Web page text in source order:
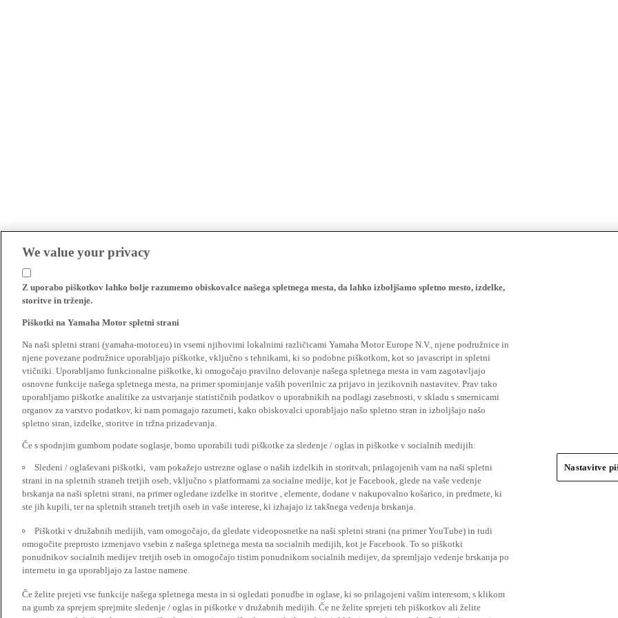
We value your privacy
Z uporabo piškotkov lahko bolje razumemo obiskovalce našega spletnega mesta, da lahko izboljšamo spletno mesto, izdelke,
storitve in trženje.
Piškotki na Yamaha Motor spletni strani
Na naši spletni strani (yamaha-motor.eu) in vsemi njihovimi lokalnimi različicami Yamaha Motor Europe N.V., njene podružnice in
njene povezane podružnice uporabljajo piškotke, vključno s tehnikami, ki so podobne piškotkom, kot so javascript in spletni
vtičniki. Uporabljamo funkcionalne piškotke, ki omogočajo pravilno delovanje našega spletnega mesta in vam zagotavljajo
osnovne funkcije našega spletnega mesta, na primer spominjanje vaših poverilnic za prijavo in jezikovnih nastavitev. Prav tako
uporabljamo piškotke analitike za ustvarjanje statističnih podatkov o uporabnikih na podlagi zasebnosti, v skladu s smernicami
organov za varstvo podatkov, ki nam pomagajo razumeti, kako obiskovalci uporabljajo našo spletno stran in izboljšajo našo
spletno stran, izdelke, storitve in tržna prizadevanja.
Če s spodnjim gumbom podate soglasje, bomo uporabili tudi piškotke za sledenje / oglas in piškotke v socialnih medijih:
Sledeni / oglaševani piškotki, vam pokažejo ustrezne oglase o naših izdelkih in storitvah, prilagojenih vam na naši spletni
strani in na spletnih straneh tretjih oseb, vključno s platformami za socialne medije, kot je Facebook, glede na vaše vedenje
brskanja na naši spletni strani, na primer ogledane izdelke in storitve , elemente, dodane v nakupovalno košarico, in predmete, ki
ste jih kupili, ter na spletnih straneh tretjih oseb in vaše interese, ki izhajajo iz takšnega vedenja brskanja.
Piškotki v družabnih medijih, vam omogočajo, da gledate videoposnetke na naši spletni strani (na primer YouTube) in tudi
omogočite preprosto izmenjavo vsebin z našega spletnega mesta na socialnih medijih, kot je Facebook. To so piškotki
ponudnikov socialnih medijev tretjih oseb in omogočajo tistim ponudnikom socialnih medijev, da spremljajo vedenje brskanja po
internetu in ga uporabljajo za lastne namene.
Če želite prejeti vse funkcije našega spletnega mesta in si ogledati ponudbe in oglase, ki so prilagojeni vašim interesom, s klikom
na gumb za sprejem sprejmite sledenje / oglas in piškotke v družabnih medijih. Če ne želite sprejeti teh piškotkov ali želite
Nastavitve